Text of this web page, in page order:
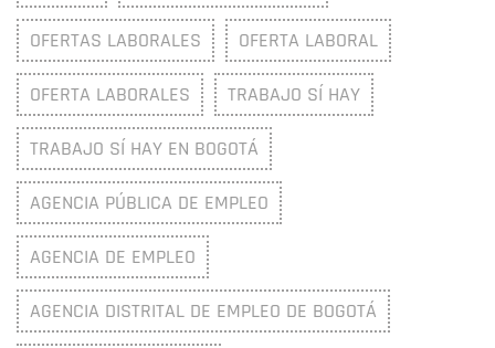
OFERTAS LABORALES OFERTA LABORAL
OFERTA LABORALES TRABAJO SÍ HAY
TRABAJO SÍ HAY EN BOGOTÁ
AGENCIA PÚBLICA DE EMPLEO
AGENCIA DE EMPLEO
AGENCIA DISTRITAL DE EMPLEO DE BOGOTÁ